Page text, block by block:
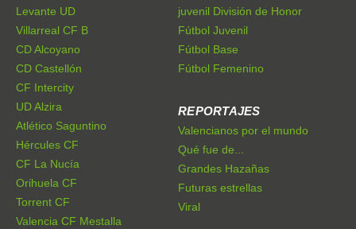
Levante UD
Villarreal CF B
CD Alcoyano
CD Castellón
CF Intercity
UD Alzira
Atlético Saguntino
Hércules CF
CF La Nucía
Orihuela CF
Torrent CF
Valencia CF Mestalla
juvenil División de Honor
Fútbol Juvenil
Fútbol Base
Fútbol Femenino
REPORTAJES
Valencianos por el mundo
Qué fue de...
Grandes Hazañas
Futuras estrellas
Viral